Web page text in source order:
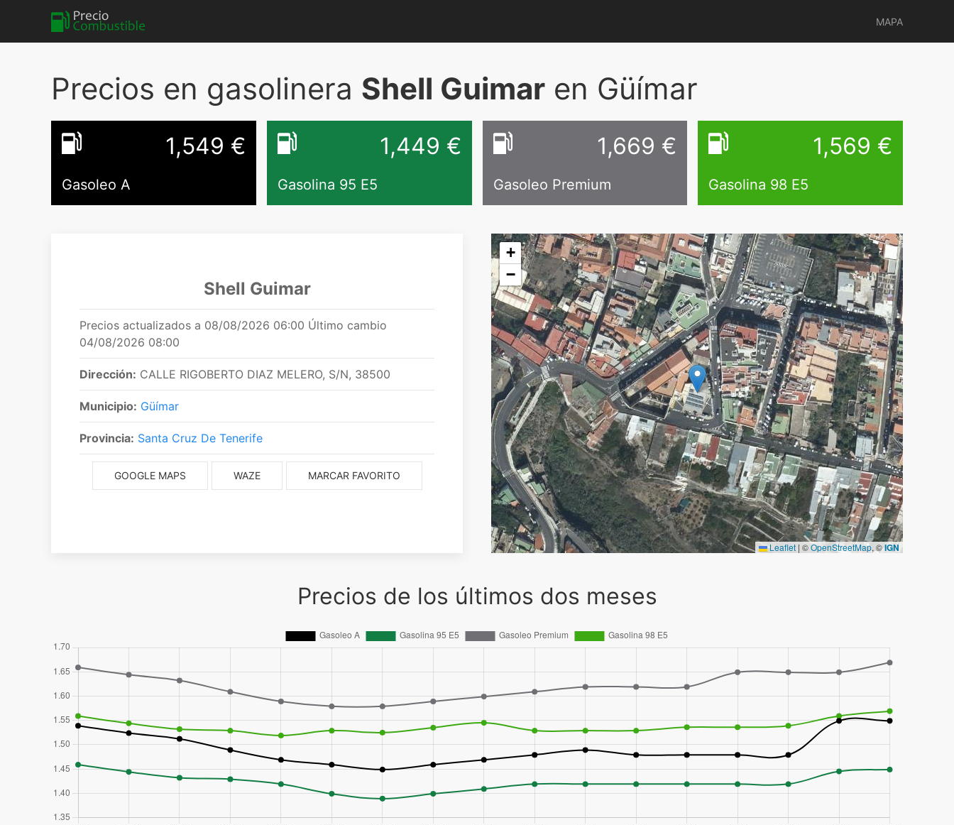
MAPA
Precios en gasolinera Shell Guimar en Güímar
1,549 €
Gasoleo A
1,449 €
Gasolina 95 E5
1,669 €
Gasoleo Premium
1,569 €
Gasolina 98 E5
Shell Guimar
Precios actualizados a 08/08/2026 06:00 Último cambio
04/08/2026 08:00
Dirección: CALLE RIGOBERTO DIAZ MELERO, S/N, 38500
Municipio: Güímar
Provincia: Santa Cruz De Tenerife
GOOGLE MAPS WAZE MARCAR FAVORITO
+
−
Leaflet | ©OpenStreetMap, ©IGN
Precios de los últimos dos meses